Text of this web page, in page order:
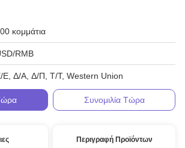
κομμάτια
RMB
Ε, Δ/Α, Δ/Π, Τ/Τ, Western Union
Συνομιλία Τώρα
Περιγραφή Προϊόντων